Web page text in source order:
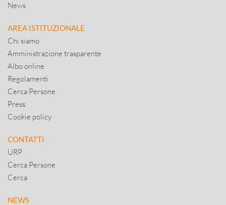
News
AREA ISTITUZIONALE
Chi siamo
Amministrazione trasparente
Albo online
Regolamenti
Cerca Persone
Press
Cookie policy
CONTATTI
URP
Cerca Persone
Cerca
NEWS